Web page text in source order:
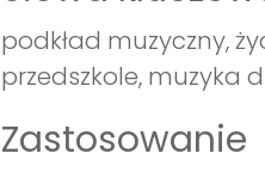
podkład muzyczny,
przedszkole, muzyka
Zastosowanie